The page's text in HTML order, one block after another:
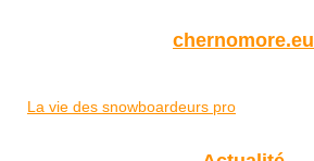
chernomore.eu
La vie des snowboardeurs pro